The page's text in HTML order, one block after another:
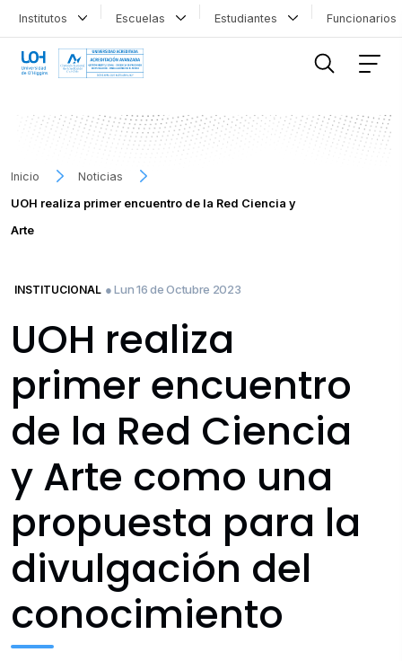
Institutos Escuelas Estudiantes
Inicio
Noticias
UOH realiza primer encuentro de la Red Ciencia y
Arte
INSTITUCIONAL ● Lun 16 de Octubre 2023
UOH realiza
primer encuentro
de la Red Ciencia
y Arte como una
propuesta para la
divulgación del
conocimiento